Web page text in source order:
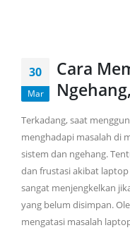
30
Mar
Cara
Terkadang, saat
menghadapi masalah di
sistem dan ngehang.
dan frustasi akibat
sangat menjengkelkan
yang belum disimpan.
mengatasi masalah
0899 840
LAYANAN KONSULTASI
Jam 09.00 – 17.00 (021)